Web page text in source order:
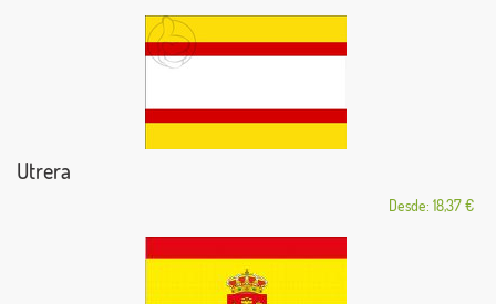
Utrera
Desde: 18,37 €